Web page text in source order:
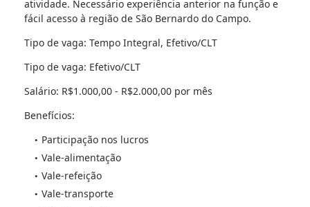
atividade. Necessário experiência anterior na função e
fácil acesso à região de São Bernardo do Campo.
Tipo de vaga: Tempo Integral, Efetivo/CLT
Tipo de vaga: Efetivo/CLT
Salário: R$1.000,00 - R$2.000,00 por mês
Benefícios:
Participação nos lucros
Vale-alimentação
Vale-refeição
Vale-transporte